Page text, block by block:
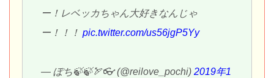
ー！レベッカちゃん大好きなんじゃ
ー！！！ pic.twitter.com/us56jgP5Yy
— ぽち🍃🍃🏹👓 (@reilove_pochi) 2019年1